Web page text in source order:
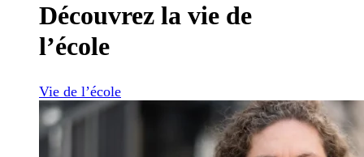
Découvrez la vie de
l’école
Vie de l’école